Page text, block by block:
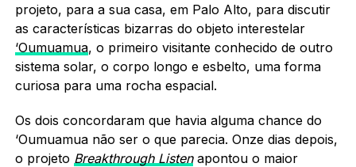
projeto, para a sua casa, em Palo Alto, para discutir
as características bizarras do objeto interestelar
‘Oumuamua, o primeiro visitante conhecido de outro
sistema solar, o corpo longo e esbelto, uma forma
curiosa para uma rocha espacial.
Os dois concordaram que havia alguma chance do
‘Oumuamua não ser o que parecia. Onze dias depois,
o projeto Breakthrough Listenapontou o maior